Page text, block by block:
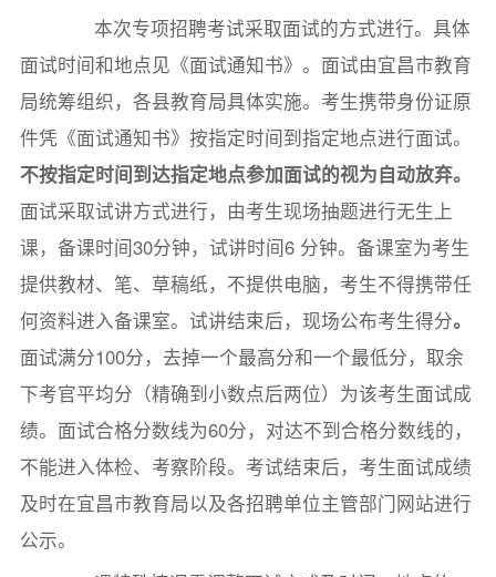
本次专项招聘考试采取面试的方式进行。具体
面试时间和地点见《面试通知书》。面试由宜昌市教育
局统筹组织，各县教育局具体实施。考生携带身份证原
件凭《面试通知书》按指定时间到指定地点进行面试。
不按指定时间到达指定地点参加面试的视为自动放弃。
面试采取试讲方式进行，由考生现场抽题进行无生上
课，备课时间30分钟，试讲时间6 分钟。备课室为考生
提供教材、笔、草稿纸，不提供电脑，考生不得携带任
何资料进入备课室。试讲结束后，现场公布考生得分。
面试满分100分，去掉一个最高分和一个最低分，取余
下考官平均分（精确到小数点后两位）为该考生面试成
绩。面试合格分数线为60分，对达不到合格分数线的，
不能进入体检、考察阶段。考试结束后，考生面试成绩
及时在宜昌市教育局以及各招聘单位主管部门网站进行
公示。